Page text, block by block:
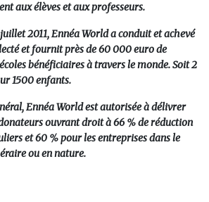
aux élèves et aux professeurs.
2011, Ennéa World a conduit et achevé
et fournit près de 60 000 euro de
bénéficiaires à travers le monde. Soit 2
1500 enfants.
Ennéa World est autorisée à délivrer
ouvrant droit à 66 % de réduction
et 60 % pour les entreprises dans le
ou en nature.